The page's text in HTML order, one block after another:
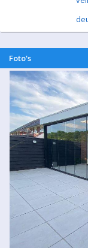
Foto's